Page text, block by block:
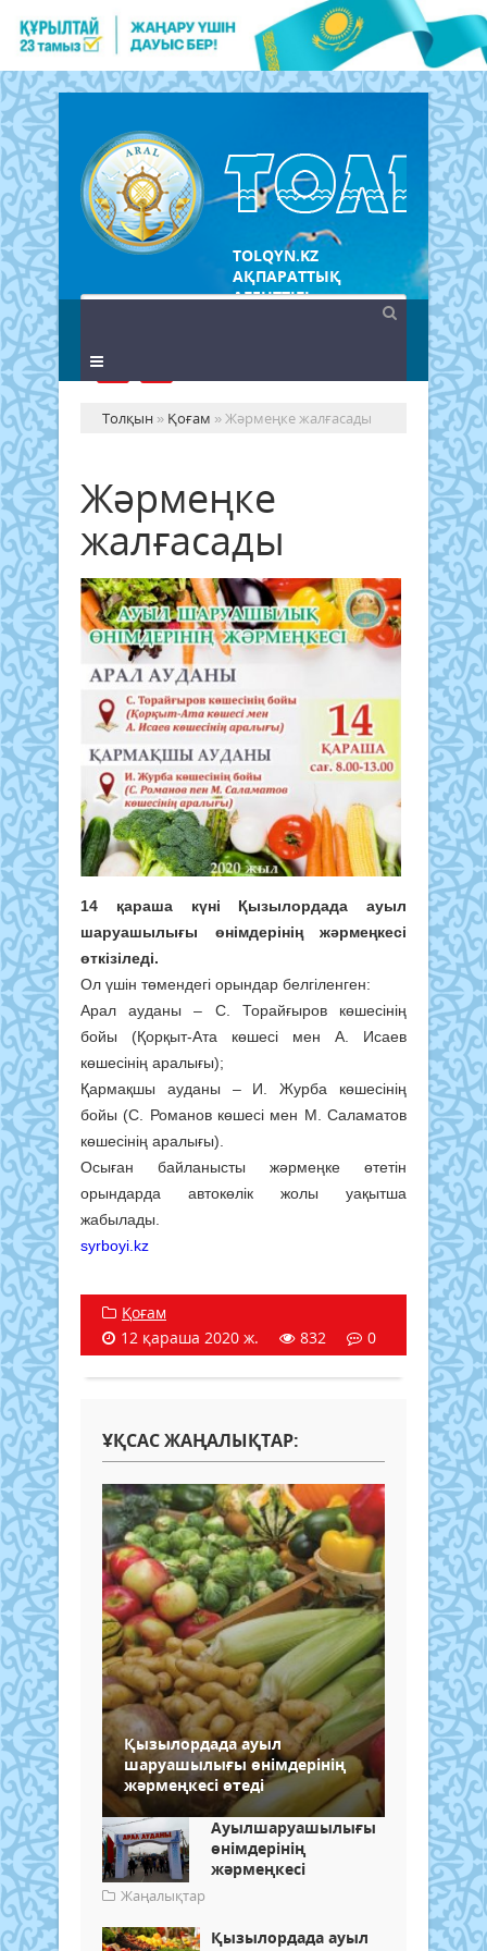
TOLQYN.KZ
АҚПАРАТТЫҚ
АГЕНТТІГІ
Толқын » Қоғам » Жәрмеңке жалғасады
Жәрмеңке
жалғасады
14 қараша күні Қызылордада ауыл
шаруашылығы өнімдерінің жәрмеңкесі
өткізіледі.
Ол үшін төмендегі орындар белгіленген:
Арал ауданы – С. Торайғыров көшесінің
бойы (Қорқыт-Ата көшесі мен А. Исаев
көшесінің аралығы);
Қармақшы ауданы – И. Журба көшесінің
бойы (С. Романов көшесі мен М. Саламатов
көшесінің аралығы).
Осыған байланысты жәрмеңке өтетін
орындарда автокөлік жолы уақытша
жабылады.
syrboyi.kz
Қоғам
12 қараша 2020 ж.
832 0
ҰҚСАС ЖАҢАЛЫҚТАР:
Қызылордада ауыл
шаруашылығы өнімдерінің
жәрмеңкесі өтеді
Ауылшаруашылығы
өнімдерінің
жәрмеңкесі
Жаңалықтар
Қызылордада ауыл